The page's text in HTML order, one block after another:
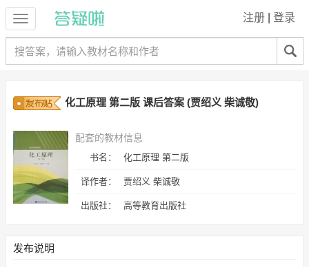
注册 登录
化工原理 第二版 课后答案 (贾绍义 柴诚敬)
配套的教材信息
书名： 化工原理 第二版
译作者： 贾绍义 柴诚敬
出版社： 高等教育出版社
发布说明